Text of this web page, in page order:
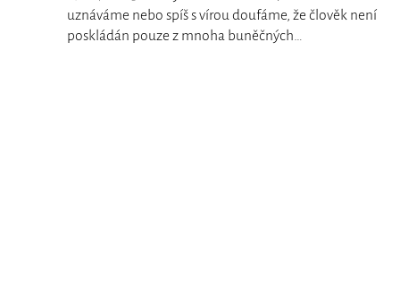
uznáváme nebo spíš s vírou doufáme, že člověk není
poskládán pouze z mnoha buněčných…